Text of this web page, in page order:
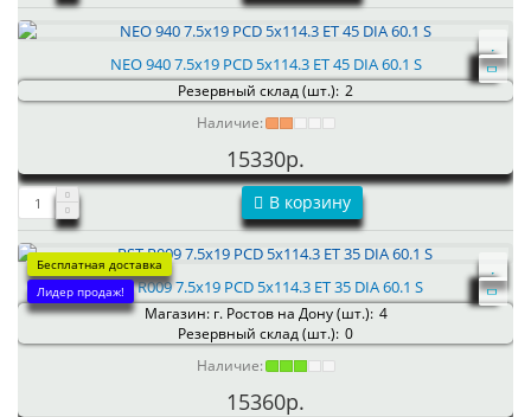
NEO 940 7.5x19 PCD 5x114.3 ET 45 DIA 60.1 S
Резервный склад (шт.): 2
Наличие:
15330р.
В корзину
Бесплатная доставка
Лидер продаж!RST R009 7.5x19 PCD 5x114.3 ET 35 DIA 60.1 S
Магазин: г. Ростов на Дону (шт.): 4
Резервный склад (шт.): 0
Наличие:
15360р.